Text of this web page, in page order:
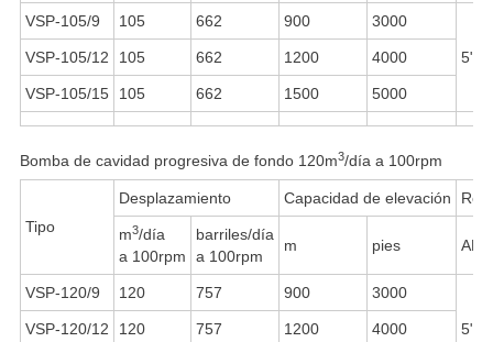
VSP-105/9 105 662 900 3000
VSP-105/12 105 662 1200 4000
VSP-105/15 105 662 1500 5000
Bomba de cavidad progresiva de fondo 120m3/día a 100rpm
Tipo
Desplazamiento Capacidad de elevación
m3/día
a 100rpm
barriles/día
a 100rpm
m pies API
VSP-120/9 120 757 900 3000
VSP-120/12 120 757 1200 4000